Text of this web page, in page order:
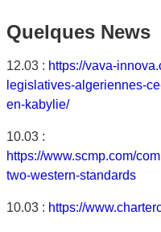
Quelques News
12.03 : https://vava-
legislatives-algeriennes-
en-kabylie/
10.03 :
https://www.scmp.com/
two-western-standards
10.03 : https://